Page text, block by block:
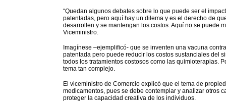
“Quedan algunos debates sobre lo que puede ser el
patentadas, pero aquí hay un dilema y es el derecho de
desarrollen y se mantengan los costos. Aquí no se puede
Viceministro.
Imagínese –ejemplificó- que se inventen una vacuna
patentada pero puede reducir los costos sustanciales del
todos los tratamientos costosos como las quimioterapias.
tema tan complejo.
El viceministro de Comercio explicó que el tema de
medicamentos, pues se debe contemplar y analizar otros
proteger la capacidad creativa de los individuos.